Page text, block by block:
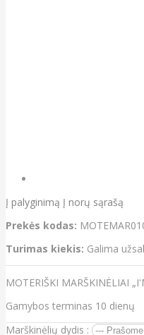
Į palyginimą Į norų sąrašą
Prekės kodas:
Turimas kiekis: Galima
MOTERIŠKI MARŠKINĖLIAI
Gamybos terminas 10 dienų
Marškinėlių dydis :